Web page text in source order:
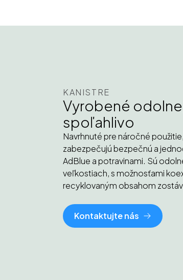
KANISTRE
Vyrobené
spoľahlivo
Navrhnuté pre náročné
zabezpečujú bezpečnú a
AdBlue a potravinami. Sú
veľkostiach, s možnosťami
recyklovaným obsahom
Kontaktujte nás